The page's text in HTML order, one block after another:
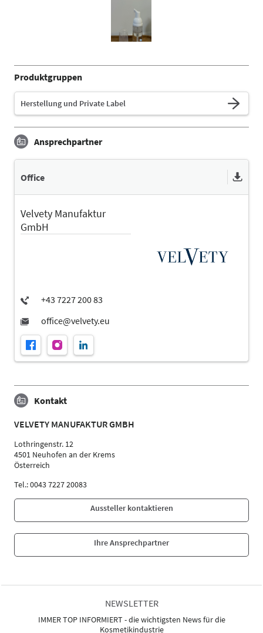
Produktgruppen
Herstellung und Private Label
Ansprechpartner
Office
Velvety Manufaktur
GmbH
Kontakt
VELVETY MANUFAKTUR GMBH
Lothringenstr. 12
4501 Neuhofen an der Krems
Österreich
Tel.: 0043 7227 20083
Aussteller kontaktieren
Ihre Ansprechpartner
NEWSLETTER
IMMER TOP INFORMIERT - die wichtigsten News für die
Kosmetikindustrie